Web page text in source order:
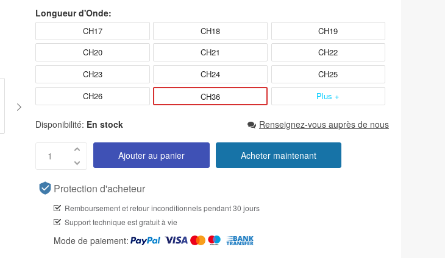
Longueur d'Onde:
CH17 CH18
CH19
CH20
CH21
CH22
CH23
CH24
CH25
CH26
CH36 Plus +
Disponibilité: En stock Renseignez-vous auprès de nous
Ajouter au panier Acheter maintenant
Protection d'acheteur
Remboursement et retour inconditionnels pendant 30 jours
Support technique est gratuit à vie
Mode de paiement: